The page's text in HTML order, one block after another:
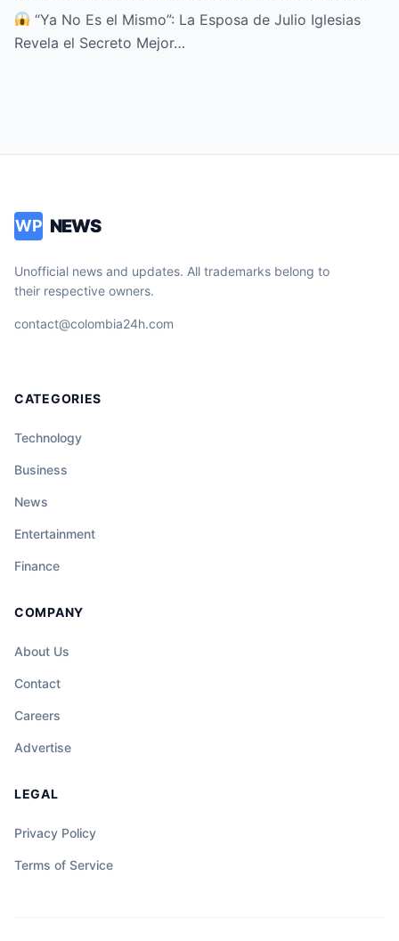
Dolorosa Verdad
“Ya No Es el Mismo”: La Esposa de Julio Iglesias
Revela el Secreto Mejor…
WP NEWS
Unofficial news and updates. All trademarks belong to
their respective owners.
contact@colombia24h.com
CATEGORIES
Technology
Business
News
Entertainment
Finance
COMPANY
About Us
Contact
Careers
Advertise
LEGAL
Privacy Policy
Terms of Service